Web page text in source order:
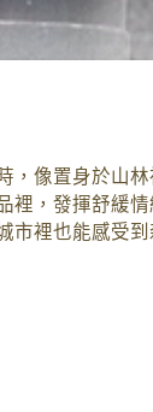
像置身於山林
，發揮舒緩情
裡也能感受到